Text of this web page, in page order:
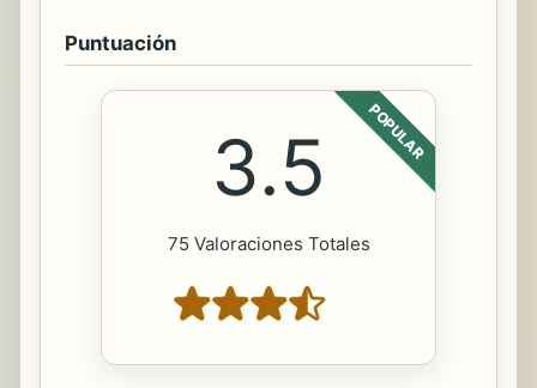
Puntuación
POPULAR
3.5
75 Valoraciones Totales